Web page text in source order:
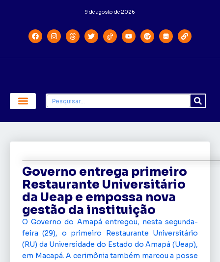
9 de agosto de 2026
Governo entrega primeiro
Restaurante Universitário
da Ueap e empossa nova
gestão da instituição
O Governo do Amapá entregou, nesta segunda-
feira (29), o primeiro Restaurante Universitário
(RU) da Universidade do Estado do Amapá (Ueap),
em Macapá. A cerimônia também marcou a posse